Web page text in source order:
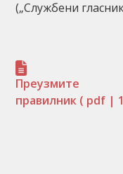
(„Службени
Преузмите
правилник ( pdf |